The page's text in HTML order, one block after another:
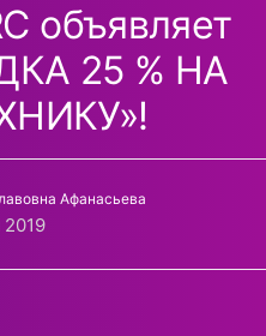
объявляет
25 % НА
Афанасьева
2019